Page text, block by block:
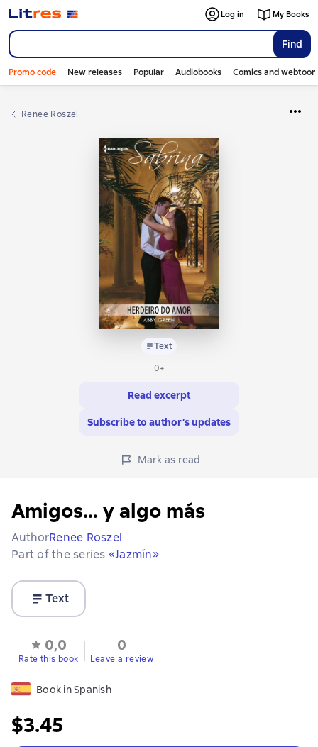
Find
Log in My Books
Promo code New releases Popular Audiobooks Comics and
Renee Roszel
Text
0+
Read excerpt
Subscribe to author’s updates
Mark as read
Amigos… y algo más
AuthorRenee Roszel
Part of the series «Jazmín»
Text
0,0
Rate this book
0
Leave a review
Book in Spanish
$3.45